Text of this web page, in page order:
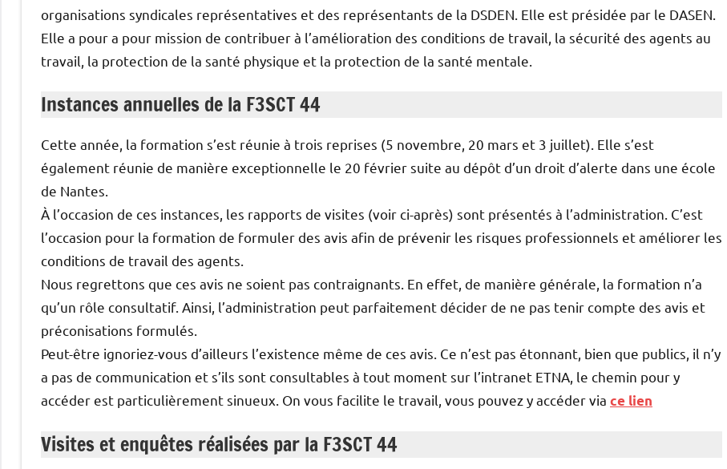
organisations syndicales représentatives et des représentants de la DSDEN. Elle est présidée par le DASEN.
Elle a pour a pour mission de contribuer à l’amélioration des conditions de travail, la sécurité des agents au
travail, la protection de la santé physique et la protection de la santé mentale.
Instances annuelles de la F3SCT 44
Cette année, la formation s’est réunie à trois reprises (5 novembre, 20 mars et 3 juillet). Elle s’est
également réunie de manière exceptionnelle le 20 février suite au dépôt d’un droit d’alerte dans une école
de Nantes.
À l’occasion de ces instances, les rapports de visites (voir ci-après) sont présentés à l’administration. C’est
l’occasion pour la formation de formuler des avis afin de prévenir les risques professionnels et améliorer les
conditions de travail des agents.
Nous regrettons que ces avis ne soient pas contraignants. En effet, de manière générale, la formation n’a
qu’un rôle consultatif. Ainsi, l’administration peut parfaitement décider de ne pas tenir compte des avis et
préconisations formulés.
Peut-être ignoriez-vous d’ailleurs l’existence même de ces avis. Ce n’est pas étonnant, bien que publics, il n’y
a pas de communication et s’ils sont consultables à tout moment sur l’intranet ETNA, le chemin pour y
accéder est particulièrement sinueux. On vous facilite le travail, vous pouvez y accéder via ce lien
Visites et enquêtes réalisées par la F3SCT 44